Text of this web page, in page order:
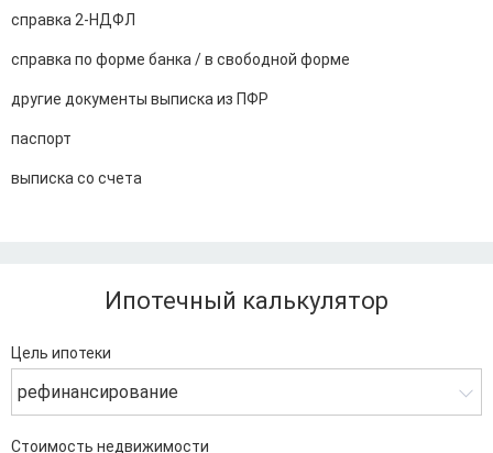
справка 2-НДФЛ
справка по форме банка / в свободной форме
другие документы выписка из ПФР
паспорт
выписка со счета
Ипотечный калькулятор
Цель ипотеки
рефинансирование
Стоимость недвижимости